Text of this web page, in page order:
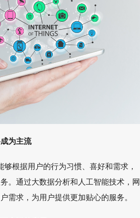
为主流
够根据用户的行为习惯、喜好和需求，
。通过大数据分析和人工智能技术，网
需求，为用户提供更加贴心的服务。